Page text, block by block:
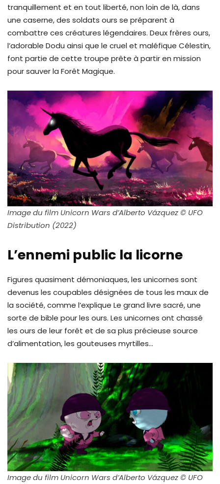
tranquillement et en tout liberté, non loin de là, dans
une caserne, des soldats ours se préparent à
combattre ces créatures légendaires. Deux frères ours,
l’adorable Dodu ainsi que le cruel et maléfique Célestin,
font partie de cette troupe prête à partir en mission
pour sauver la Forêt Magique.
Image du film Unicorn Wars d’Alberto Vázquez © UFO
Distribution (2022)
L’ennemi public la licorne
Figures quasiment démoniaques, les unicornes sont
devenus les coupables désignées de tous les maux de
la société, comme l’explique Le grand livre sacré, une
sorte de bible pour les ours. Les unicornes ont chassé
les ours de leur forêt et de sa plus précieuse source
d’alimentation, les gouteuses myrtilles…
Image du film Unicorn Wars d’Alberto Vázquez © UFO